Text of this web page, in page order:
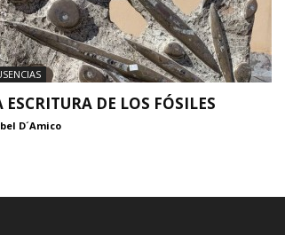
ESCRITURA DE LOS FÓSILES
D´Amico